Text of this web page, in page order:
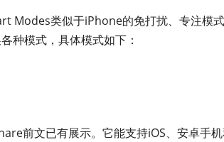
Modes类似于iPhone的免打扰、专注模
种模式，具体模式如下：
前文已有展示。它能支持iOS、安卓手